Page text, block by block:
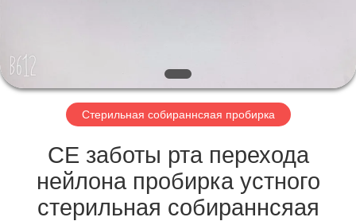
СВЯЖИТЕСЬ
МЫ
СПРОСИТЕ
ЦИТАТУ
Стерильная собираннсяая пробирка
CE заботы рта перехода
нейлона пробирка устного
стерильная собираннсяая